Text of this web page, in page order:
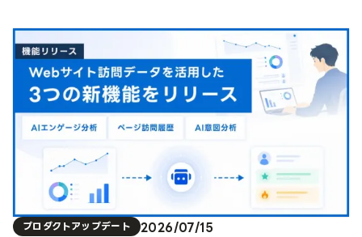
プロダクトアップデート
2026/07/15